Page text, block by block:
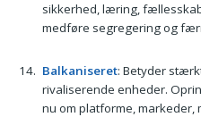
sikkerhed, læring,
medføre segregering og
Balkaniseret: Betyder
rivaliserende enheder.
nu om platforme,